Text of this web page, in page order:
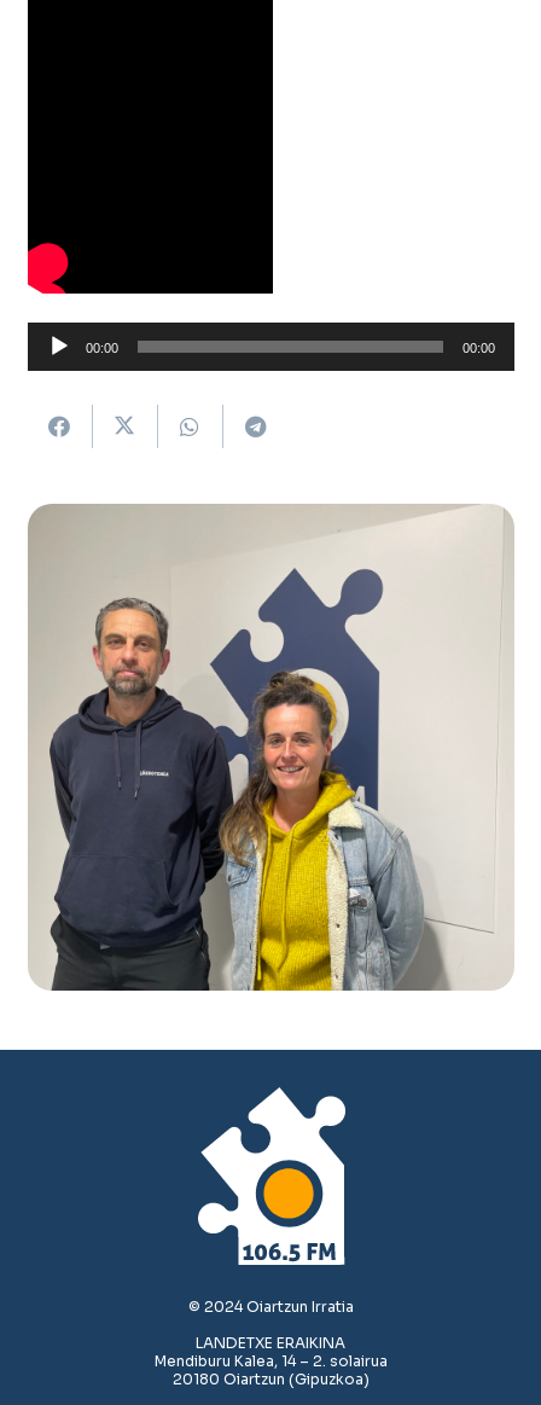
Soinu
erreproduzigailua
00:00 00:00
© 2024 Oiartzun Irratia
LANDETXE ERAIKINA
Mendiburu Kalea, 14 – 2. solairua
20180 Oiartzun (Gipuzkoa)